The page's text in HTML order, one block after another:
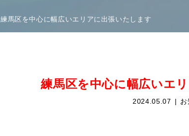
練馬区を中心に幅広いエリアに出張いたします
練馬区を中心に幅広いエ
2024.05.07 お